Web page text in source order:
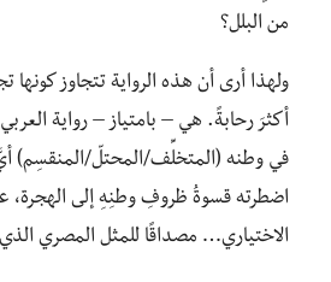
من البلل؟
ولهذا أرى أن هذه الرواية تتجاوز كونها
أكثرَ رحابةً. هي – بامتياز – رواية
في وطنه (المتخلِّف/المحتلّ/المنقسِم)
اضطرته قسوةُ ظروفِ وطنِهِ إلى الهجرة،
الاختياري… مصداقًا للمثل المصري